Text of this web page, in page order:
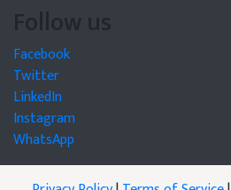
Follow us
Facebook
Twitter
LinkedIn
Instagram
WhatsApp